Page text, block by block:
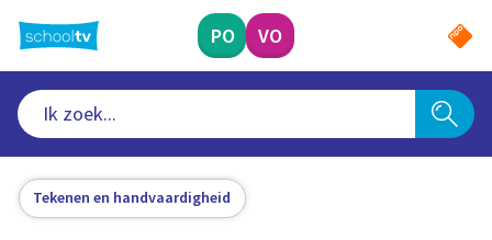
naar
hoofdinhoud
PO VO
Tekenen en handvaardigheid